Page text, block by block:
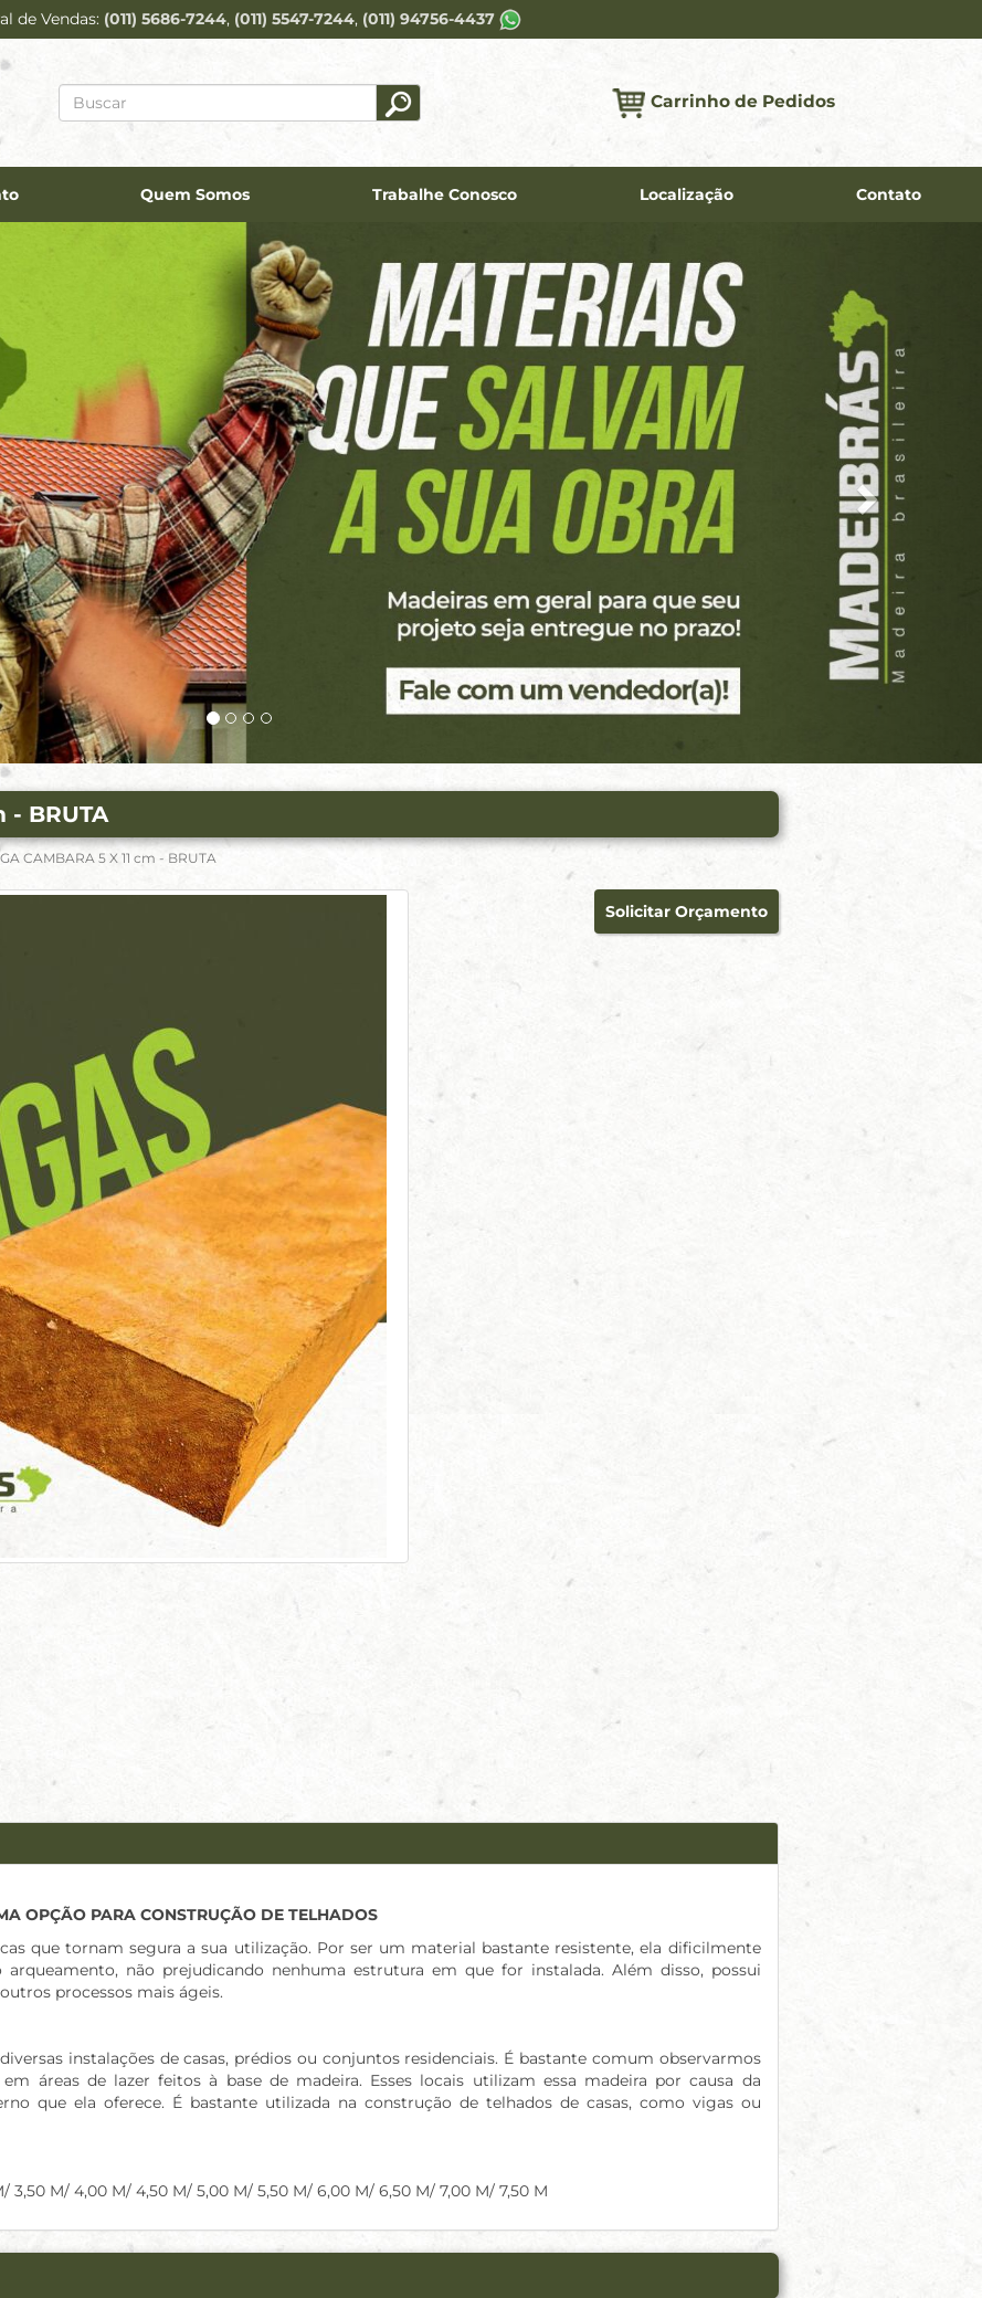
de Vendas (011) 5686-7244 (011) 5547-7244 (011) 94756-4437
Carrinho de Pedidos
Quem Somos Trabalhe Conosco Localização Contato
- BRUTA
CAMBARA 5 X 11 cm - BRUTA
Solicitar Orçamento
OPÇÃO PARA CONSTRUÇÃO DE TELHADOS
que tornam segura a sua utilização. Por ser um material bastante resistente, ela dificilmente
arqueamento, não prejudicando nenhuma estrutura em que for instalada. Além disso, possui
processos mais ágeis.
instalações de casas, prédios ou conjuntos residenciais. É bastante comum observarmos
áreas de lazer feitos à base de madeira. Esses locais utilizam essa madeira por causa da
que ela oferece. É bastante utilizada na construção de telhados de casas, como vigas ou
3,50 M/ 4,00 M/ 4,50 M/ 5,00 M/ 5,50 M/ 6,00 M/ 6,50 M/ 7,00 M/ 7,50 M